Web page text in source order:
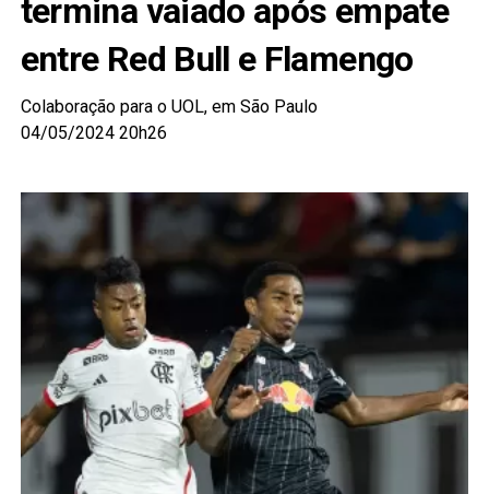
termina vaiado após empate
entre Red Bull e Flamengo
Colaboração para o UOL, em São Paulo
04/05/2024 20h26